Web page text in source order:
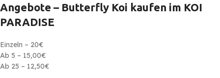
Angebote – Butterfly Koi kaufen im KOI
PARADISE
Einzeln – 20€
Ab 5 – 15,00€
Ab 25 – 12,50€